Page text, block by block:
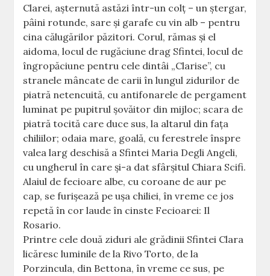
Clarei, aşternută astăzi într-un colţ – un ştergar,
pâini rotunde, sare şi garafe cu vin alb – pentru
cina călugărilor păzitori. Corul, rămas şi el
aidoma, locul de rugăciune drag Sfintei, locul de
îngropăciune pentru cele dintâi „Clarise”, cu
stranele mâncate de carii în lungul zidurilor de
piatră netencuită, cu antifonarele de pergament
luminat pe pupitrul şovăitor din mijloc; scara de
piatră tocită care duce sus, la altarul din faţa
chiliilor; odaia mare, goală, cu ferestrele înspre
valea larg deschisă a Sfintei Maria Degli Angeli,
cu ungherul în care şi-a dat sfârşitul Chiara Scifi.
Alaiul de fecioare albe, cu coroane de aur pe
cap, se furişează pe uşa chiliei, în vreme ce jos
repetă în cor laude în cinste Fecioarei: Il
Rosario.
Printre cele două ziduri ale grădinii Sfintei Clara
licăresc luminile de la Rivo Torto, de la
Porzincula, din Bettona, în vreme ce sus, pe